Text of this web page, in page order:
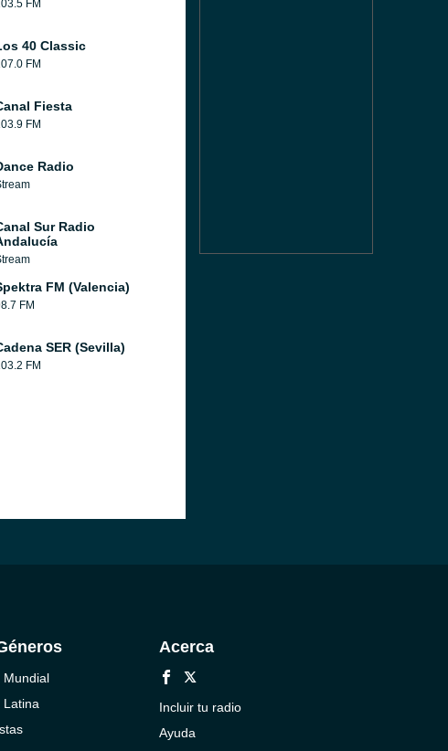
FM
40 Classic
FM
Fiesta
FM
Radio
Sur Radio
FM (Valencia)
FM
SER (Sevilla)
FM
Mundial
Latina
Acerca
Incluir tu radio
Ayuda